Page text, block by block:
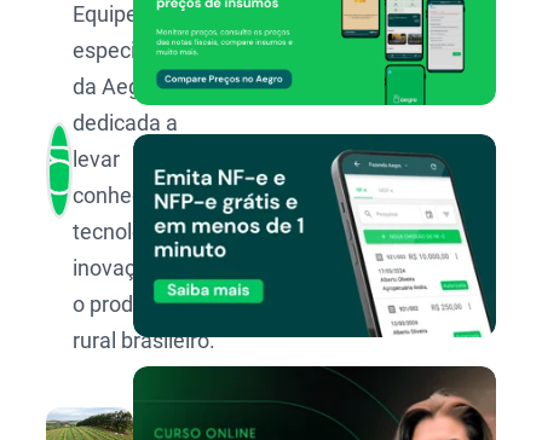
Equipe de
especialistas
da Aegro,
dedicada a
levar
conhecimento,
tecnologia e
inovação para
o produtor
rural brasileiro.